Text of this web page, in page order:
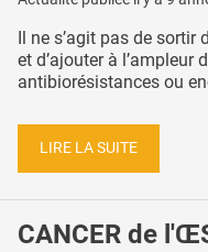
Il ne s’agit pas de sortir
et d’ajouter à l’ampleur
antibiorésistances ou
LIRE LA SUITE
CANCER de